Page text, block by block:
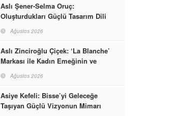
Aslı Şener-Selma Oruç:
Oluşturdukları Güçlü Tasarım Dili
Dünyasına İmzalarını Attılar
Ağustos 2026
Aslı Zinciroğlu Çiçek: ‘La Blanche’
Markası ile Kadın Emeğinin ve
Başarabileceğinin En Güzel
Örneğini Sunuyor
Ağustos 2026
Asiye Kefeli: Bisse’yi Geleceğe
Taşıyan Güçlü Vizyonun Mimarı